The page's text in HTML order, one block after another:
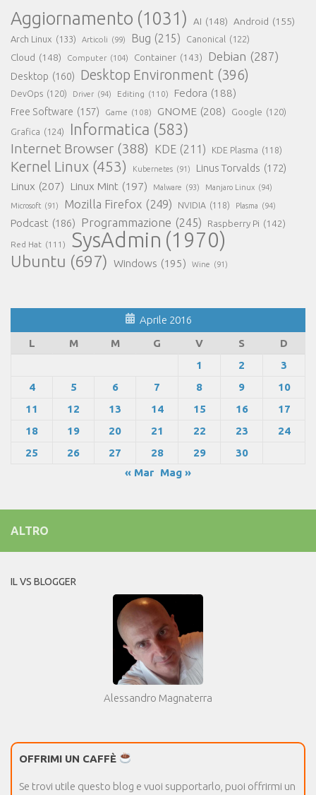
Aggiornamento (1031) AI (148) Android (155)
Arch Linux (133) Articoli (99) Bug (215) Canonical (122)
Cloud (148) Computer (104) Container (143) Debian (287)
Desktop (160) Desktop Environment (396)
DevOps (120) Driver (94) Editing (110) Fedora (188)
Free Software (157) Game (108) GNOME (208) Google (120)
Grafica (124) Informatica (583)
Internet Browser (388) KDE (211) KDE Plasma (118)
Kernel Linux (453) Kubernetes (91) Linus Torvalds (172)
Linux (207) Linux Mint (197) Malware (93) Manjaro Linux (94)
Microsoft (91) Mozilla Firefox (249) NVIDIA (118) Plasma (94)
Podcast (186) Programmazione (245) Raspberry Pi (142)
Red Hat (111) SysAdmin (1970)
Ubuntu (697) Windows (195) Wine (91)
Aprile 2016
L
M M G V S
D
1
2
3
4
5 6 7 8 9
10
11
12 13 14 15 16
17
18
19 20 21 22 23
24
25
26 27 28 29
30
« Mar Mag »
ALTRO
IL VS BLOGGER
Alessandro Magnaterra
OFFRIMI UN CAFFÈ
Se trovi utile questo blog e vuoi supportarlo, puoi offrirmi un